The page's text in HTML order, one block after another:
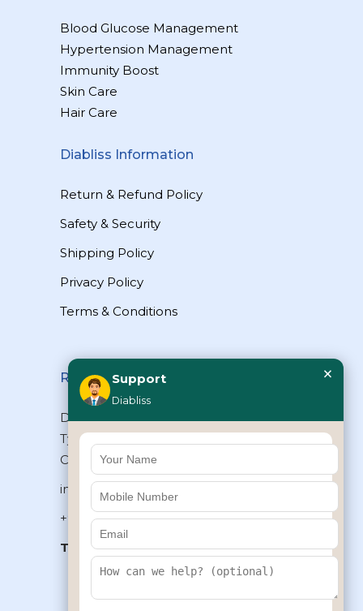
Blood Glucose Management
Hypertension Management
Immunity Boost
Skin Care
Hair Care
Diabliss Information
Return & Refund Policy
Safety & Security
Shipping Policy
Privacy Policy
Terms & Conditions
Reach Us
Diabliss Consumer Products Pvt Ltd,
Type II/20, Dr.VSI Estate, Thiruvanmiyur,
Chennai – 600041, Tamilnadu, INDIA
info@diabliss.com
+91 44 4853 0303
Toll Free:1800 123 800000
+91 8939853354
Support
Diabliss
×